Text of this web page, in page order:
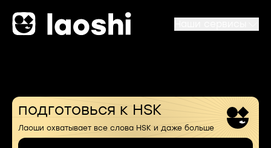
подготовься к HSK
Лаоши охватывает все слова HSK и даже больше